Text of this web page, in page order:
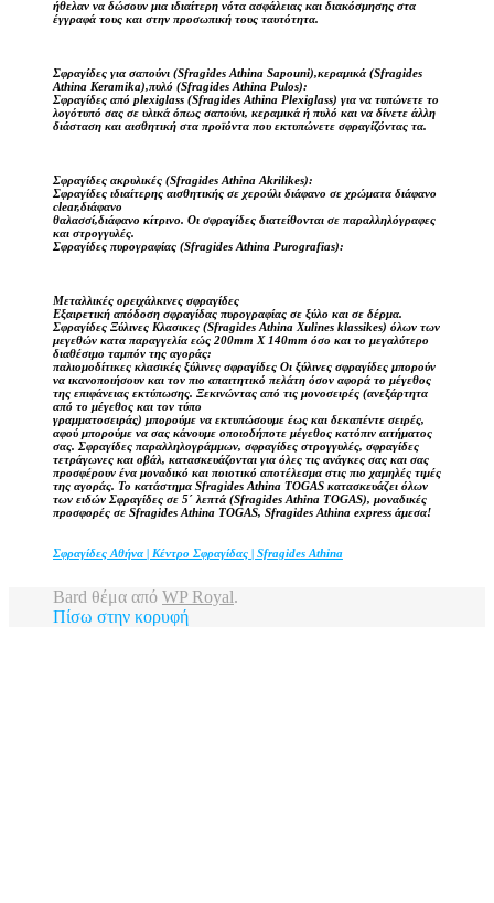
ήθελαν να δώσουν μια ιδιαίτερη νότα ασφάλειας και διακόσμησης στα
έγγραφά τους και στην προσωπική τους ταυτότητα.
Σφραγίδες για σαπούνι (Sfragides Athina Sapouni),κεραμικά (Sfragides
Athina Keramika),πυλό (Sfragides Athina Pulos):
Σφραγίδες από plexiglass (Sfragides Athina Plexiglass) για να τυπώνετε το
λογότυπό σας σε υλικά όπως σαπούνι, κεραμικά ή πυλό και να δίνετε άλλη
διάσταση και αισθητική στα προϊόντα που εκτυπώνετε σφραγίζόντας τα.
Σφραγίδες ακρυλικές (Sfragides Athina Akrilikes):
Σφραγίδες ιδιαίτερης αισθητικής σε χερούλι διάφανο σε χρώματα διάφανο
clear,διάφανο
θαλασσί,διάφανο κίτρινο. Οι σφραγίδες διατείθονται σε παραλληλόγραφες
και στρογγυλές.
Σφραγίδες πυρογραφίας (Sfragides Athina Purografias):
Μεταλλικές ορειχάλκινες σφραγίδες
Εξαιρετική απόδοση σφραγίδας πυρογραφίας σε ξύλο και σε δέρμα.
Σφραγίδες Ξύλινες Κλασικες (Sfragides Athina Xulines klassikes) όλων των
μεγεθών κατα παραγγελία εώς 200mm X 140mm όσο και το μεγαλύτερο
διαθέσιμο ταμπόν της αγοράς:
παλιομοδίτικες κλασικές ξύλινες σφραγίδες Οι ξύλινες σφραγίδες μπορούν
να ικανοποιήσουν και τον πιο απαιτητικό πελάτη όσον αφορά το μέγεθος
της επιφάνειας εκτύπωσης. Ξεκινώντας από τις μονοσειρές (ανεξάρτητα
από το μέγεθος και τον τύπο
γραμματοσειράς) μπορούμε να εκτυπώσουμε έως και δεκαπέντε σειρές,
αφού μπορούμε να σας κάνουμε οποιοδήποτε μέγεθος κατόπιν αιτήματος
σας. Σφραγίδες παραλληλογράμμων, σφραγίδες στρογγυλές, σφραγίδες
τετράγωνες και οβάλ, κατασκευάζονται για όλες τις ανάγκες σας και σας
προσφέρουν ένα μοναδικό και ποιοτικό αποτέλεσμα στις πιο χαμηλές τιμές
της αγοράς. Το κατάστημα Sfragides Athina TOGAS κατασκευάζει όλων
των ειδών Σφραγίδες σε 5΄ λεπτά (Sfragides Athina TOGAS), μοναδικές
προσφορές σε Sfragides Athina TOGAS, Sfragides Athina express άμεσα!
Σφραγίδες Αθήνα | Κέντρο Σφραγίδας | Sfragides Athina
Bard θέμα από WP Royal.
Πίσω στην κορυφή